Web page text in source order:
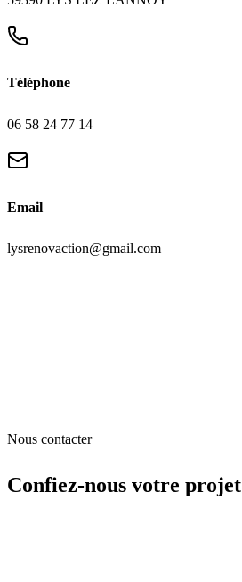
Téléphone
06 58 24 77 14
Email
lysrenovaction@gmail.com
Nous contacter
Confiez-nous votre projet